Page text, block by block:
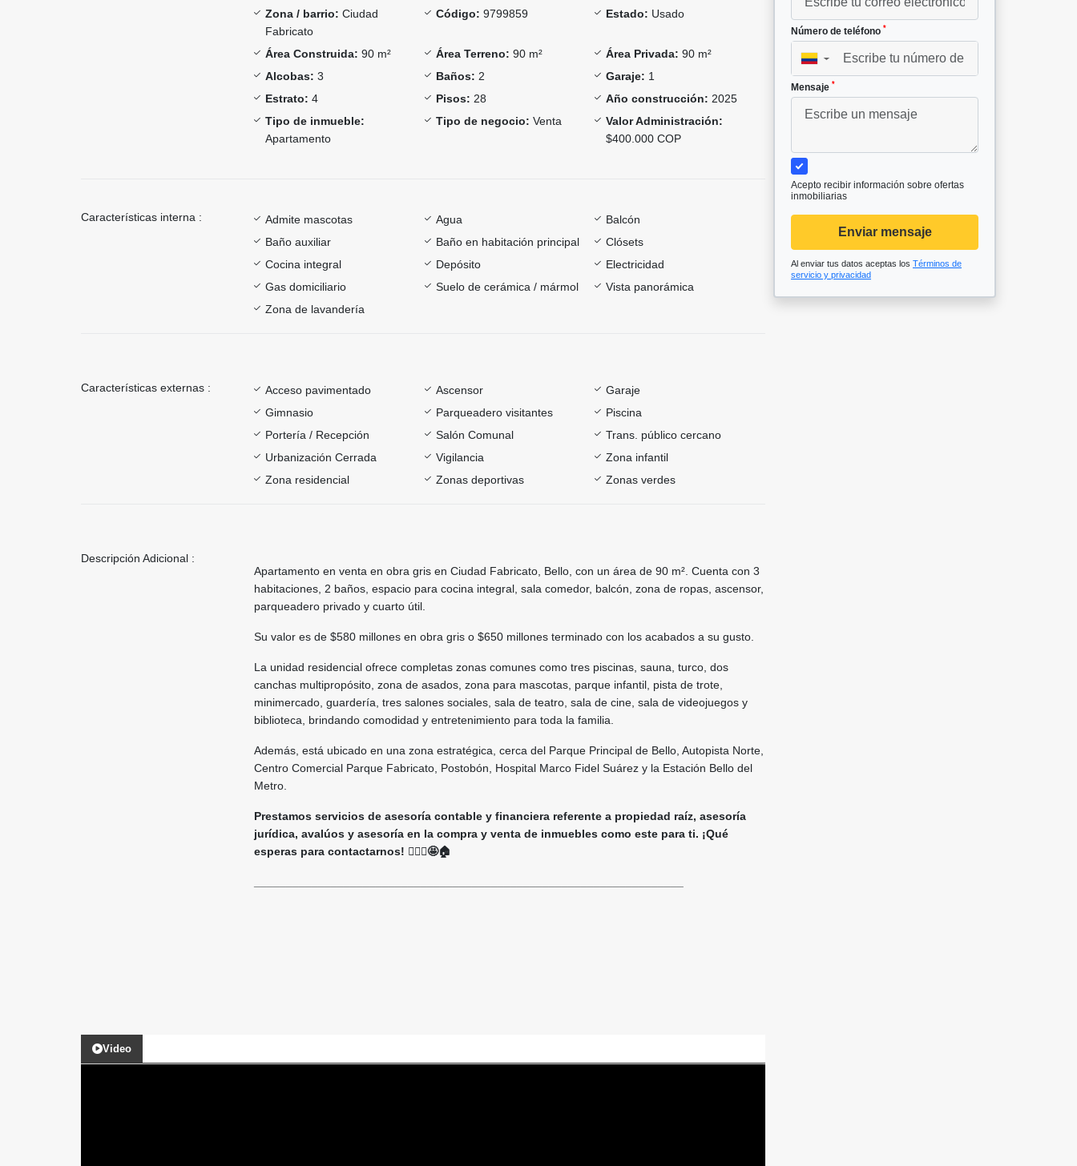
Zona / barrio: Ciudad
Fabricato
Código: 9799859 Estado: Usado
Área Construida: 90 m² Área Terreno: 90 m² Área Privada: 90 m²
Alcobas: 3 Baños: 2 Garaje: 1
Estrato: 4 Pisos: 28 Año construcción: 2025
Tipo de inmueble:
Apartamento
Tipo de negocio: Venta
Valor Administración:
$400.000 COP
Características interna : Admite mascotas Agua
Balcón
Baño auxiliar
Baño en habitación principal
Clósets
Cocina integral
Depósito
Electricidad
Gas domiciliario
Suelo de cerámica / mármol
Vista panorámica
Zona de lavandería
Características externas : Acceso pavimentado Ascensor
Garaje
Gimnasio
Parqueadero visitantes
Piscina
Portería / Recepción
Salón Comunal
Trans. público cercano
Urbanización Cerrada
Vigilancia
Zona infantil
Zona residencial
Zonas deportivas Zonas verdes
Descripción Adicional :
Apartamento en venta en obra gris en Ciudad Fabricato, Bello, con un área de 90 m². Cuenta con 3
habitaciones, 2 baños, espacio para cocina integral, sala comedor, balcón, zona de ropas, ascensor,
parqueadero privado y cuarto útil.
Su valor es de $580 millones en obra gris o $650 millones terminado con los acabados a su gusto.
La unidad residencial ofrece completas zonas comunes como tres piscinas, sauna, turco, dos
canchas multipropósito, zona de asados, zona para mascotas, parque infantil, pista de trote,
minimercado, guardería, tres salones sociales, sala de teatro, sala de cine, sala de videojuegos y
biblioteca, brindando comodidad y entretenimiento para toda la familia.
Además, está ubicado en una zona estratégica, cerca del Parque Principal de Bello, Autopista Norte,
Centro Comercial Parque Fabricato, Postobón, Hospital Marco Fidel Suárez y la Estación Bello del
Metro.
Prestamos servicios de asesoría contable y financiera referente a propiedad raíz, asesoría
jurídica, avalúos y asesoría en la compra y venta de inmuebles como este para ti. ¡Qué
esperas para contactarnos! 🙋🏻‍♀️🤩🏠
Video
Número de teléfono *
▼
Mensaje *
Acepto recibir información sobre ofertas
inmobiliarias
Enviar mensaje
Al enviar tus datos aceptas los Términos de
servicio y privacidad